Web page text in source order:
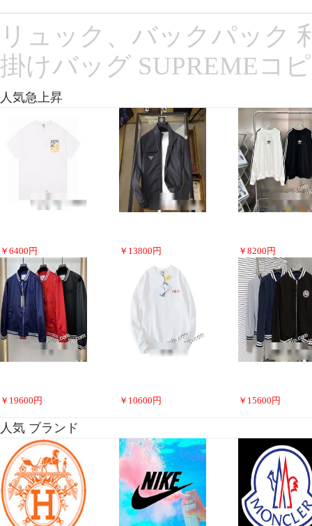
リュック、バックパック
掛けバッグ SUPREMEコ
人気急上昇
￥ 6400 円 ￥ 13800 円 ￥ 8200 円
￥ 19600 円 ￥ 10600 円 ￥ 15600 円
人気 ブランド